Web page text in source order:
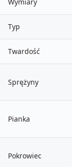
Typ
Twardość
Sprężyny
Pianka
Pokrowiec